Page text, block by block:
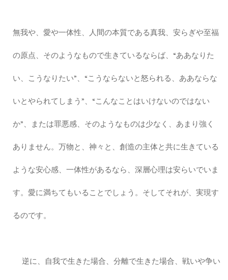
無我や、愛や一体性、人間の本質である真我、安らぎや至福
の原点、そのようなもので生きているならば、“ああなりた
い、こうなりたい”、“こうならないと怒られる、ああならな
いとやられてしまう”、“こんなことはいけないのではない
か”、または罪悪感、そのようなものは少なく、あまり強く
ありません。万物と、神々と、創造の主体と共に生きている
ような安心感、一体性があるなら、深層心理は安らいでいま
す。愛に満ちてもいることでしょう。そしてそれが、実現す
るのです。
逆に、自我で生きた場合、分離で生きた場合、戦いや争い